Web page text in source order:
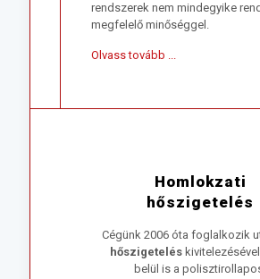
rendszerek nem mindegyike
megfelelő minőséggel.
Olvass tovább ...
Homlokzati
hőszigetelés
Cégünk 2006 óta foglalkozik
hőszigetelés
belül is a